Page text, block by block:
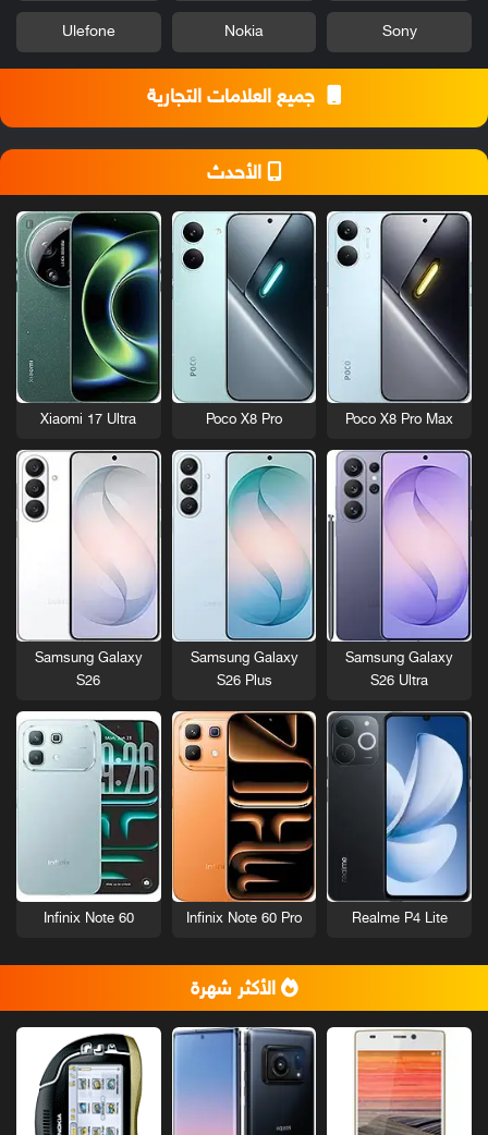
Sony
Nokia
Ulefone
جميع العلامات التجارية
الأحدث
Poco X8 Pro Max
Poco X8 Pro
Xiaomi 17 Ultra
Samsung Galaxy
S26 Ultra
Samsung Galaxy
S26 Plus
Samsung Galaxy
S26
Realme P4 Lite
Infinix Note 60 Pro
Infinix Note 60
الأكثر شهرة